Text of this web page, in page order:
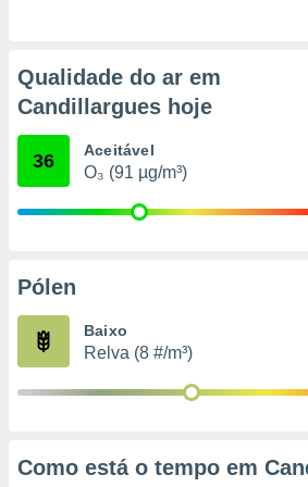
ou opor-
qualquer
em “
na
ou aceder
para
Qualidade do ar em
Candillargues hoje
36 Aceitável
O₃ (91 µg/m³)
Pólen
Baixo
Relva (8 #/m³)
Como está o tempo em